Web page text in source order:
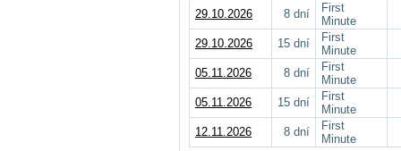
29.10.2026
8 dní
First
Minute
29.10.2026
15 dní
First
Minute
05.11.2026
8 dní
First
Minute
05.11.2026
15 dní
First
Minute
12.11.2026
8 dní
First
Minute